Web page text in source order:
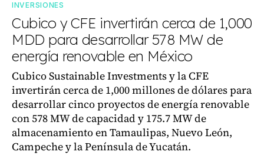
INVERSIONES
Cubico y CFE invertirán cerca de 1,000
MDD para desarrollar 578 MW de
energía renovable en México
Cubico Sustainable Investments y la CFE
invertirán cerca de 1,000 millones de dólares para
desarrollar cinco proyectos de energía renovable
con 578 MW de capacidad y 175.7 MW de
almacenamiento en Tamaulipas, Nuevo León,
Campeche y la Península de Yucatán.